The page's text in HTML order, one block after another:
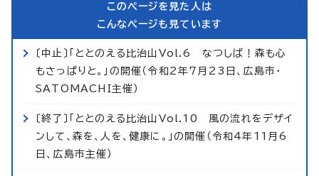
このページを見た人は
こんなページも見ています
〔中止〕「ととのえる比治山Vol.6 なつしば！森も心
もさっぱりと。」の開催（令和2年7月23日、広島市・
SATOMACHI主催）
〔終了〕「ととのえる比治山Vol.10 風の流れをデザイ
ンして、森を、人を、健康に。」の開催（令和4年11月6
日、広島市主催）